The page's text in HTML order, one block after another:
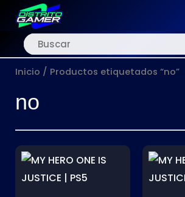
al
contenido
Inicio / Productos etiquetados “no”
no